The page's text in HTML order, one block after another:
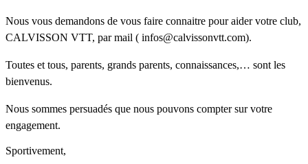
Nous vous demandons de vous faire connaitre pour aider votre club,
CALVISSON VTT, par mail ( infos@calvissonvtt.com).
Toutes et tous, parents, grands parents, connaissances,… sont les
bienvenus.
Nous sommes persuadés que nous pouvons compter sur votre
engagement.
Sportivement,